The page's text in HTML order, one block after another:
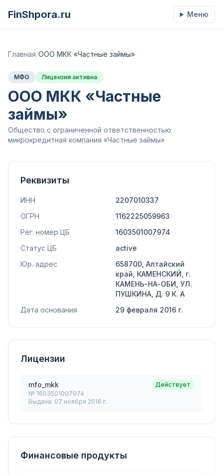
FinShpora.ru Меню
Главная/ООО МКК «Частные займы»
МФО Лицензия активна
ООО МКК «Частные
займы»
Общество с ограниченной ответственностью
микрокредитная компания «Частные займы»
Реквизиты
ИНН
2207010337
ОГРН
1162225059963
Рег. номер ЦБ
1603501007974
Статус ЦБ
active
Юр. адрес
658700, Алтайский
край, КАМЕНСКИЙ, г.
КАМЕНЬ-НА-ОБИ, УЛ.
ПУШКИНА, Д. 9 К. А
Дата основания
29 февраля 2016 г.
Лицензии
mfo_mkk
№ 1603501007974
Выдана: 07 ноября 2016 г.
Действует
Финансовые продукты